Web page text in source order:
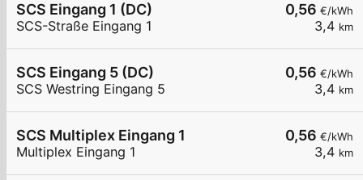
0,56 €/kWh
3,4 km
SCS Eingang 1 (DC)
SCS-Straße Eingang 1
0,56 €/kWh
3,4 km
SCS Eingang 5 (DC)
SCS Westring Eingang 5
0,56 €/kWh
3,4 km
SCS Multiplex Eingang 1
Multiplex Eingang 1